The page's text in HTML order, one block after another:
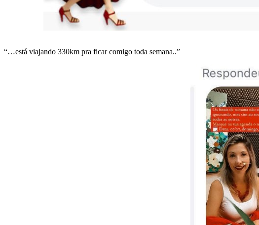
“…está viajando 330km pra ficar comigo toda semana..”